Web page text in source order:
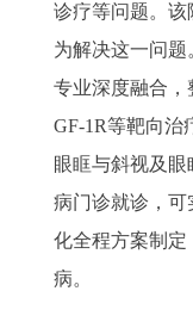
诊疗等问题。该
为解决这一问题
专业深度融合
GF-1R等靶向治
眼眶与斜视及
病门诊就诊，
化全程方案制定
病。